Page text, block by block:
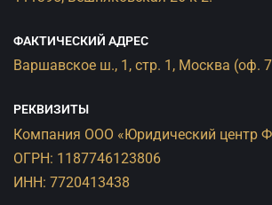
ФАКТИЧЕСКИЙ АДРЕС
Варшавское ш., 1, стр. 1, Москва (оф.
РЕКВИЗИТЫ
Компания ООО «Юридический центр
ОГРН: 1187746123806
ИНН: 7720413438